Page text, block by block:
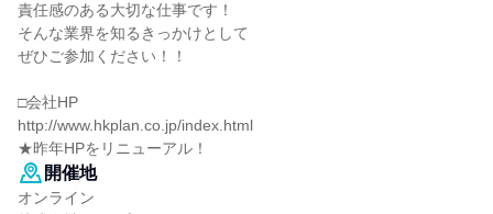
責任感のある大切な仕事です！
そんな業界を知るきっかけとして
ぜひご参加ください！！
□会社HP
http://www.hkplan.co.jp/index.html
★昨年HPをリニューアル！
開催地
オンライン